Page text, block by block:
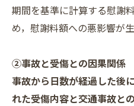
期間を基準に計算する慰謝
め，慰謝料額への悪影響が生
②事故と受傷との因果関係
事故から日数が経過した後
れた受傷内容と交通事故と